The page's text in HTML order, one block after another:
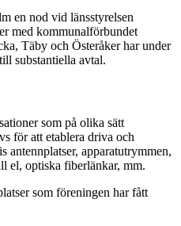
en nod vid länsstyrelsen
med kommunalförbundet
Täby och Österåker har under
substantiella avtal.
som på olika sätt
för att etablera driva och
apparatutrymmen,
el, optiska fiberlänkar, mm.
som föreningen har fått